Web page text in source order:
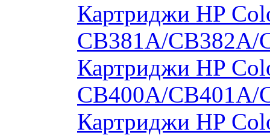
Картриджи HP
CB381A/CB382A/
Картриджи HP
CB400A/CB401A/
Картриджи HP